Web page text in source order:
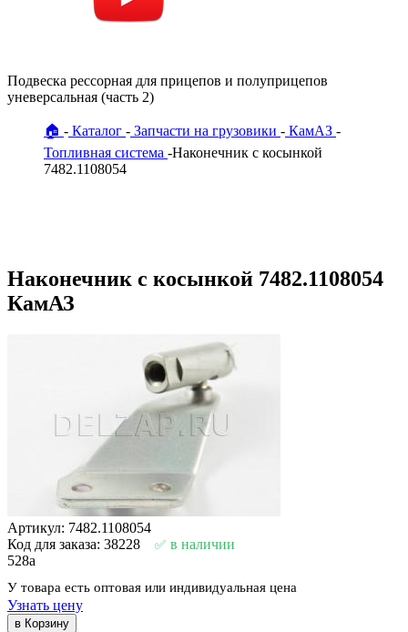
Подвеска рессорная для прицепов и полуприцепов
уневерсальная (часть 2)
🏠 Каталог Запчасти на грузовики
КамАЗ
Топливная система Наконечник с косынкой
7482.1108054
Наконечник с косынкой 7482.1108054
КамАЗ
Артикул: 7482.1108054
Код для заказа: 38228
в наличии
528a
У товара есть оптовая или индивидуальная цена
Узнать цену